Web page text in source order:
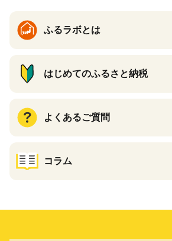
ふるラボとは
はじめてのふるさと納税
よくあるご質問
コラム